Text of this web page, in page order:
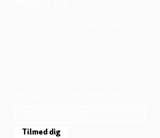
Tilmed dig